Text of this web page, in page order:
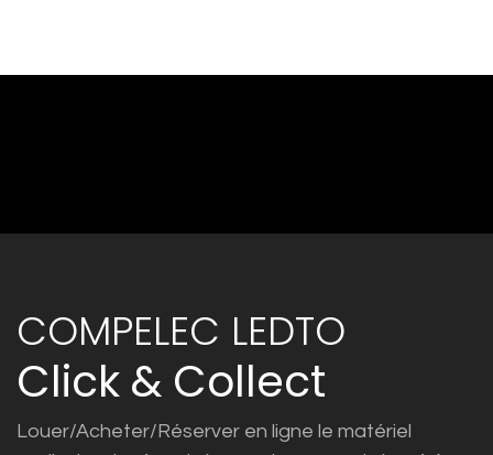
COMPELEC LEDTO
Click & Collect
Louer/Acheter/Réserver en ligne le matériel